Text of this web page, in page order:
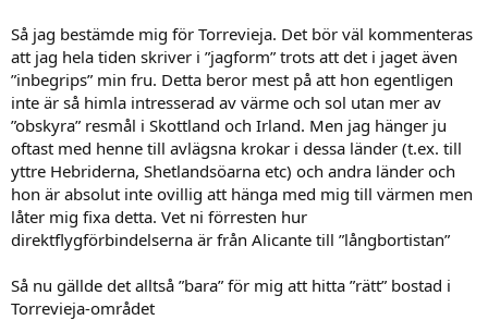
Så jag bestämde mig för Torrevieja. Det bör väl kommenteras
att jag hela tiden skriver i ”jagform” trots att det i jaget även
”inbegrips” min fru. Detta beror mest på att hon egentligen
inte är så himla intresserad av värme och sol utan mer av
”obskyra” resmål i Skottland och Irland. Men jag hänger ju
oftast med henne till avlägsna krokar i dessa länder (t.ex. till
yttre Hebriderna, Shetlandsöarna etc) och andra länder och
hon är absolut inte ovillig att hänga med mig till värmen men
låter mig fixa detta. Vet ni förresten hur
direktflygförbindelserna är från Alicante till ”långbortistan”
Så nu gällde det alltså ”bara” för mig att hitta ”rätt” bostad i
Torrevieja-området